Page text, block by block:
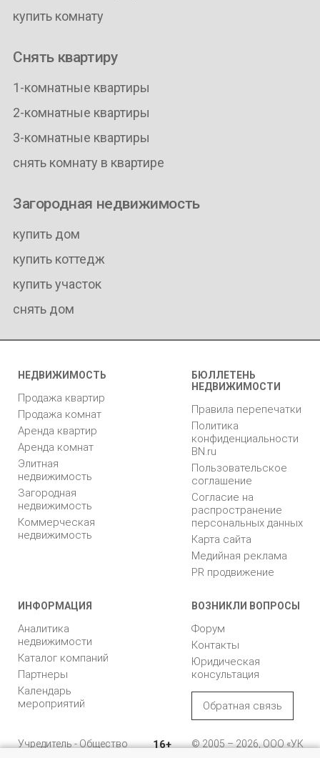
купить комнату
Снять квартиру
1-комнатные квартиры
2-комнатные квартиры
3-комнатные квартиры
снять комнату в квартире
Загородная недвижимость
купить дом
купить коттедж
купить участок
снять дом
НЕДВИЖИМОСТЬ
Продажа квартир
Продажа комнат
Аренда квартир
Аренда комнат
Элитная
недвижимость
Загородная
недвижимость
Коммерческая
недвижимость
БЮЛЛЕТЕНЬ
НЕДВИЖИМОСТИ
Правила перепечатки
Политика
конфиденциальности
BN.ru
Пользовательское
соглашение
Согласие на
распространение
персональных данных
Карта сайта
Медийная реклама
PR продвижение
ИНФОРМАЦИЯ
Аналитика
недвижимости
Каталог компаний
Партнеры
Календарь
мероприятий
ВОЗНИКЛИ ВОПРОСЫ
Форум
Контакты
Юридическая
консультация
Обратная связь
Учредитель - Общество
16+
© 2005 – 2026, ООО «УК